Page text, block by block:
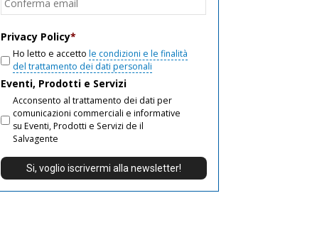
Privacy Policy*
Ho letto e accetto le condizioni e le finalità
del trattamento dei dati personali
Eventi, Prodotti e Servizi
Acconsento al trattamento dei dati per
comunicazioni commerciali e informative
su Eventi, Prodotti e Servizi de il
Salvagente